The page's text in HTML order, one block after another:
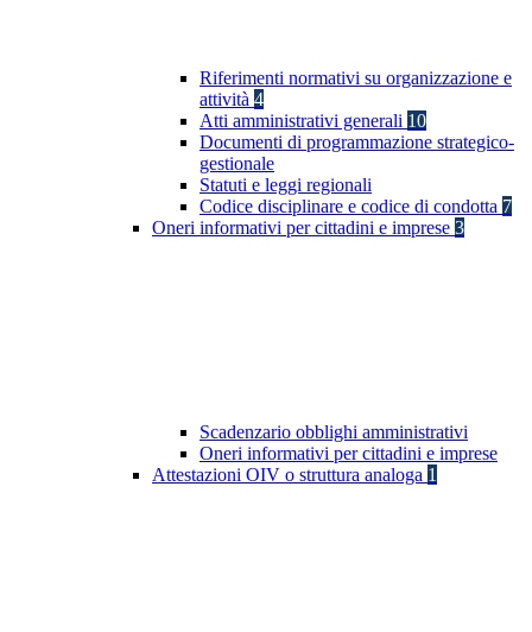
Riferimenti normativi su organizzazione e
attività 4
Atti amministrativi generali 10
Documenti di programmazione strategico-
gestionale
Statuti e leggi regionali
Codice disciplinare e codice di condotta 7
Oneri informativi per cittadini e imprese 3
Scadenzario obblighi amministrativi
Oneri informativi per cittadini e imprese
Attestazioni OIV o struttura analoga 1